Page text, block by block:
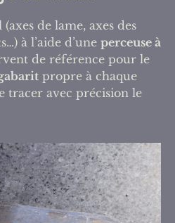
de lame, axes des
à l’aide d’une perceuse à
de référence pour le
propre à chaque
tracer avec précision le